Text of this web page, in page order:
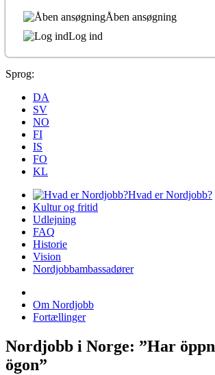
Åben ansøgning
Log ind
Sprog:
DA
SV
NO
FI
IS
FO
KL
Hvad er Nordjobb?
Kultur og fritid
Udlejning
FAQ
Historie
Vision
Nordjobbambassadører
Om Nordjobb
Fortællinger
Nordjobb i Norge: ”Har
ögon”